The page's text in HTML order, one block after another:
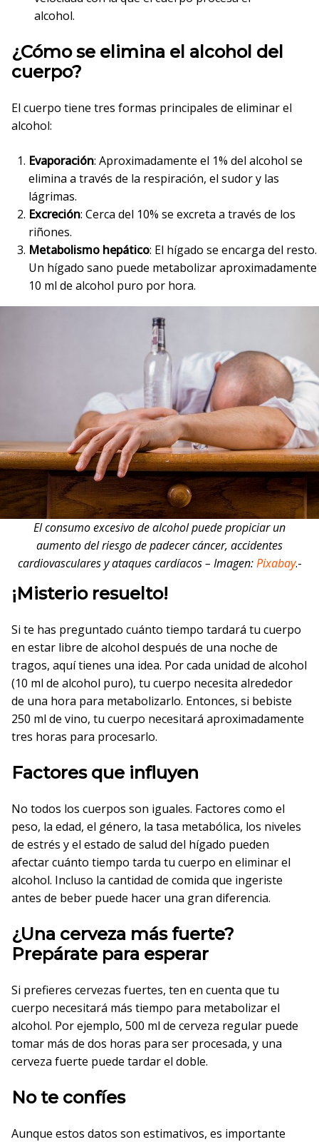
alcohol.
¿Cómo se elimina el alcohol del
cuerpo?
El cuerpo tiene tres formas principales de eliminar el
alcohol:
Evaporación: Aproximadamente el 1% del alcohol se
elimina a través de la respiración, el sudor y las
lágrimas.
Excreción: Cerca del 10% se excreta a través de los
riñones.
Metabolismo hepático: El hígado se encarga del resto.
Un hígado sano puede metabolizar aproximadamente
10 ml de alcohol puro por hora.
El consumo excesivo de alcohol puede propiciar un
aumento del riesgo de padecer cáncer, accidentes
cardiovasculares y ataques cardíacos – Imagen:Pixabay.-
¡Misterio resuelto!
Si te has preguntado cuánto tiempo tardará tu cuerpo
en estar libre de alcohol después de una noche de
tragos, aquí tienes una idea. Por cada unidad de alcohol
(10 ml de alcohol puro), tu cuerpo necesita alrededor
de una hora para metabolizarlo. Entonces, si bebiste
250 ml de vino, tu cuerpo necesitará aproximadamente
tres horas para procesarlo.
Factores que influyen
No todos los cuerpos son iguales. Factores como el
peso, la edad, el género, la tasa metabólica, los niveles
de estrés y el estado de salud del hígado pueden
afectar cuánto tiempo tarda tu cuerpo en eliminar el
alcohol. Incluso la cantidad de comida que ingeriste
antes de beber puede hacer una gran diferencia.
¿Una cerveza más fuerte?
Prepárate para esperar
Si prefieres cervezas fuertes, ten en cuenta que tu
cuerpo necesitará más tiempo para metabolizar el
alcohol. Por ejemplo, 500 ml de cerveza regular puede
tomar más de dos horas para ser procesada, y una
cerveza fuerte puede tardar el doble.
No te confíes
Aunque estos datos son estimativos, es importante